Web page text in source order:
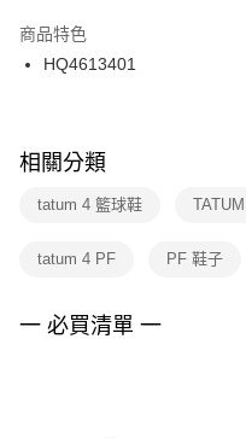
２．訂單成立數日內，您將收到繳
３．收到繳費通知簡訊後14天內
ATM／網路銀行／等多元方式進
※ 交易是否成功請以「AFTEE先
是否繳費成功／繳費後需取消欲
客戶支援中心」https://
１．透過由恩沛科技股份有限公
２．關於個人資料處理事宜，請瀏
付款後門市自取
每筆NT$100，滿NT$1,500(
商品特色
HQ4613401
相關分類
tatum 4 籃球鞋
tatum 4 PF PF 鞋子
一 必買清單 一